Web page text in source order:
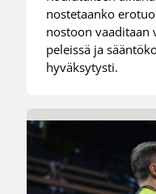
nostetaanko
nostoon vaaditaan
peleissä ja
hyväksytysti.